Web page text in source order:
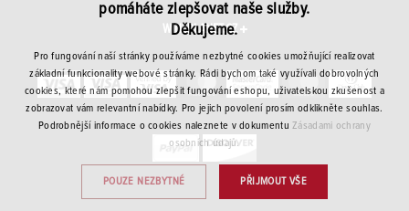
WINEPLANET.CZ
pomáháte zlepšovat naše služby.
Děkujeme.
Pro fungování naší stránky používáme nezbytné cookies umožňující realizovat
základní funkcionality webové stránky. Rádi bychom také využívali dobrovolných
cookies, které nám pomohou zlepšit fungování eshopu, uživatelskou zkušenost a
zobrazovat vám relevantní nabídky. Pro jejich povolení prosím odklikněte souhlas.
Podrobnější informace o cookies naleznete v dokumentuZásadami ochrany
osobních údajů.
PŘIJMOUT VŠE
POUZE NEZBYTNÉ